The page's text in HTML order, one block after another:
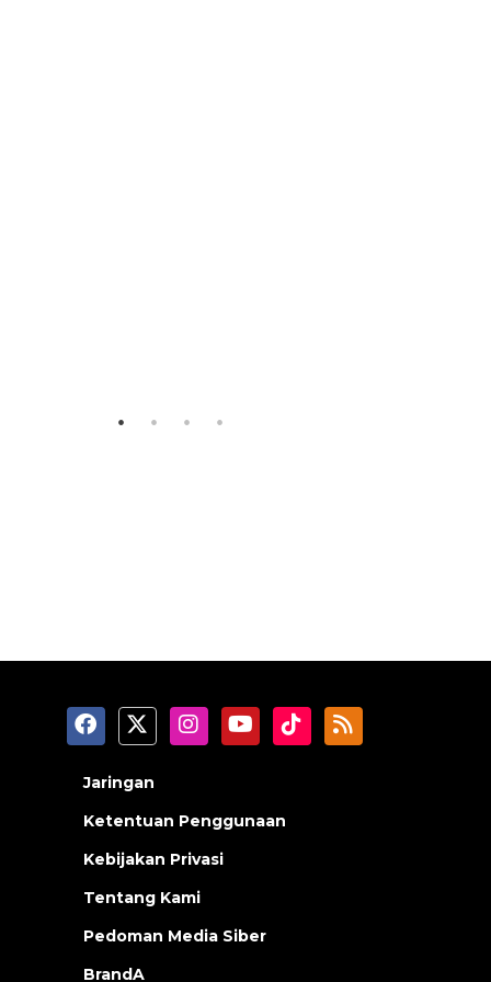
Jaringan
Ketentuan Penggunaan
Kebijakan Privasi
Tentang Kami
Pedoman Media Siber
BrandA